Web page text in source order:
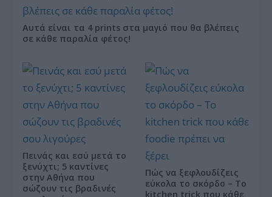
Αυτά είναι τα 4 prints στα μαγιό που θα βλέπεις
σε κάθε παραλία φέτος!
Πεινάς και εσύ μετά το
ξενύχτι; 5 καντίνες
στην Αθήνα που
σώζουν τις βραδινές
Πώς να ξεφλουδίζεις
εύκολα το σκόρδο – Το
kitchen trick που κάθε